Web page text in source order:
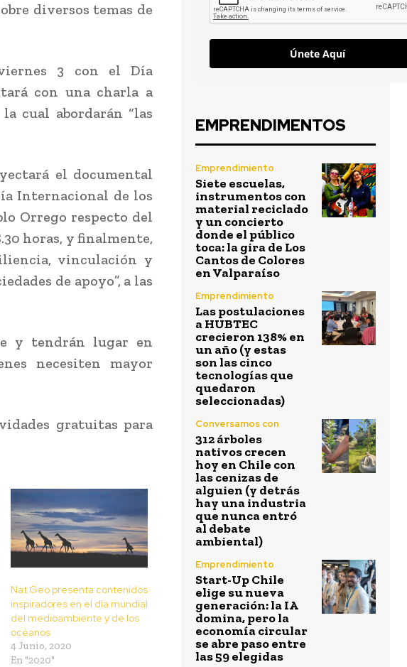
diversos temas de
3 con el Día
con una charla a
cual abordarán “las
el documental
Internacional de los
Orrego respecto del
horas, y finalmente,
vinculación y
de apoyo”, a las
y tendrán lugar en
necesiten mayor
gratuitas para
Nat Geo presenta contenidos
inspiradores en el día mundial
del medioambiente y de los
océanos
4 Junio, 2020
En "2020"
Únete Aquí
EMPRENDIMENTOS
Emprendimiento
Siete escuelas,
instrumentos con
material reciclado
y un concierto
donde el público
toca: la gira de Los
Cantos de Colores
en Valparaíso
Emprendimiento
Las postulaciones
a HUBTEC
crecieron 138% en
un año (y estas
son las cinco
tecnologías que
quedaron
seleccionadas)
Conversamos con
312 árboles
nativos crecen
hoy en Chile con
las cenizas de
alguien (y detrás
hay una industria
que nunca entró
al debate
ambiental)
Emprendimiento
Start-Up Chile
elige su nueva
generación: la IA
domina, pero la
economía circular
se abre paso entre
las 59 elegidas